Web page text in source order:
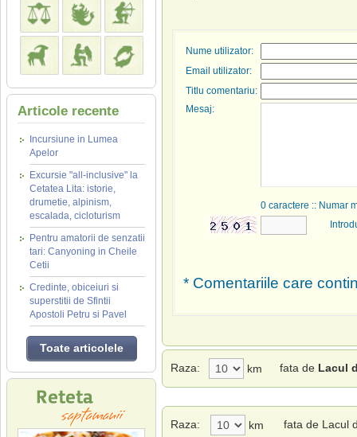
Articole recente
Incursiune in Lumea
Apelor
Excursie "all-inclusive" la
Cetatea Lita: istorie,
drumetie, alpinism,
escalada, cicloturism
Pentru amatorii de senzatii
tari: Canyoning in Cheile
Cetii
Credinte, obiceiuri si
superstitii de Sfintii
Apostoli Petru si Pavel
Toate articolele
Nume utilizator:
Email utilizator:
Titlu comentariu:
Mesaj:
0 caractere :: Numar
* Comentariile care
Raza: km fata de Lacul
Raza: km fata de Lacul